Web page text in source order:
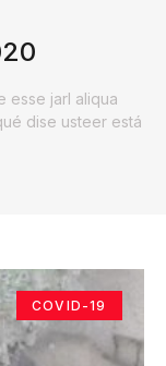
esse jarl aliqua
dise usteer está
COVID-19